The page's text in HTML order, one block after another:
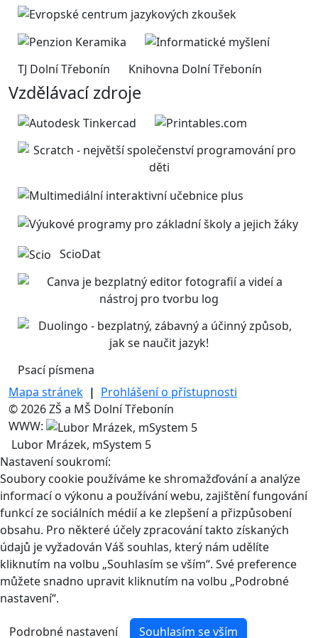
TJ Dolní Třebonín Knihovna Dolní Třebonín
Vzdělávací zdroje
ScioDat
Psací písmena
Mapa stránek | Prohlášení o přístupnosti
© 2026 ZŠ a MŠ Dolní Třebonín
WWW:
Lubor Mrázek, mSystem 5
Nastavení soukromí:
Soubory cookie používáme ke shromažďování a analýze
informací o výkonu a používání webu, zajištění fungování
funkcí ze sociálních médií a ke zlepšení a přizpůsobení
obsahu. Pro některé účely zpracování takto získaných
údajů je vyžadován Váš souhlas, který nám udělíte
kliknutím na volbu „Souhlasím se vším“. Své preference
můžete snadno upravit kliknutím na volbu „Podrobné
nastavení“.
Podrobné nastavení Souhlasím se vším